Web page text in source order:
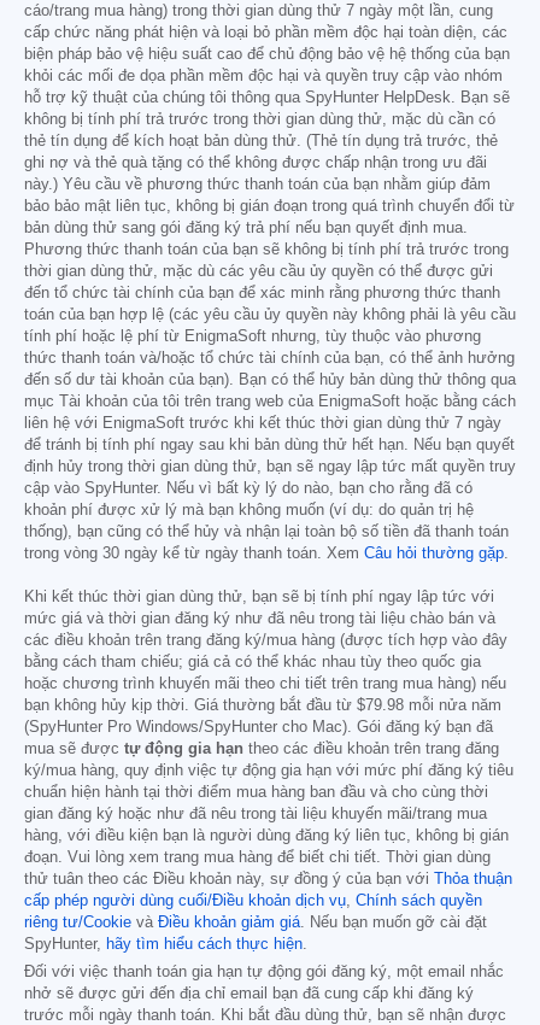
cáo/trang mua hàng) trong thời gian dùng thử 7 ngày một lần, cung
cấp chức năng phát hiện và loại bỏ phần mềm độc hại toàn diện, các
biện pháp bảo vệ hiệu suất cao để chủ động bảo vệ hệ thống của bạn
khỏi các mối đe dọa phần mềm độc hại và quyền truy cập vào nhóm
hỗ trợ kỹ thuật của chúng tôi thông qua SpyHunter HelpDesk. Bạn sẽ
không bị tính phí trả trước trong thời gian dùng thử, mặc dù cần có
thẻ tín dụng để kích hoạt bản dùng thử. (Thẻ tín dụng trả trước, thẻ
ghi nợ và thẻ quà tặng có thể không được chấp nhận trong ưu đãi
này.) Yêu cầu về phương thức thanh toán của bạn nhằm giúp đảm
bảo bảo mật liên tục, không bị gián đoạn trong quá trình chuyển đổi từ
bản dùng thử sang gói đăng ký trả phí nếu bạn quyết định mua.
Phương thức thanh toán của bạn sẽ không bị tính phí trả trước trong
thời gian dùng thử, mặc dù các yêu cầu ủy quyền có thể được gửi
đến tổ chức tài chính của bạn để xác minh rằng phương thức thanh
toán của bạn hợp lệ (các yêu cầu ủy quyền này không phải là yêu cầu
tính phí hoặc lệ phí từ EnigmaSoft nhưng, tùy thuộc vào phương
thức thanh toán và/hoặc tổ chức tài chính của bạn, có thể ảnh hưởng
đến số dư tài khoản của bạn). Bạn có thể hủy bản dùng thử thông qua
mục Tài khoản của tôi trên trang web của EnigmaSoft hoặc bằng cách
liên hệ với EnigmaSoft trước khi kết thúc thời gian dùng thử 7 ngày
để tránh bị tính phí ngay sau khi bản dùng thử hết hạn. Nếu bạn quyết
định hủy trong thời gian dùng thử, bạn sẽ ngay lập tức mất quyền truy
cập vào SpyHunter. Nếu vì bất kỳ lý do nào, bạn cho rằng đã có
khoản phí được xử lý mà bạn không muốn (ví dụ: do quản trị hệ
thống), bạn cũng có thể hủy và nhận lại toàn bộ số tiền đã thanh toán
trong vòng 30 ngày kể từ ngày thanh toán. Xem Câu hỏi thường gặp
Khi kết thúc thời gian dùng thử, bạn sẽ bị tính phí ngay lập tức với
mức giá và thời gian đăng ký như đã nêu trong tài liệu chào bán và
các điều khoản trên trang đăng ký/mua hàng (được tích hợp vào đây
bằng cách tham chiếu; giá cả có thể khác nhau tùy theo quốc gia
hoặc chương trình khuyến mãi theo chi tiết trên trang mua hàng) nếu
bạn không hủy kịp thời. Giá thường bắt đầu từ $79.98 mỗi nửa năm
(SpyHunter Pro Windows/SpyHunter cho Mac). Gói đăng ký bạn đã
mua sẽ được tự động gia hạn theo các điều khoản trên trang đăng
ký/mua hàng, quy định việc tự động gia hạn với mức phí đăng ký tiêu
chuẩn hiện hành tại thời điểm mua hàng ban đầu và cho cùng thời
gian đăng ký hoặc như đã nêu trong tài liệu khuyến mãi/trang mua
hàng, với điều kiện bạn là người dùng đăng ký liên tục, không bị gián
đoạn. Vui lòng xem trang mua hàng để biết chi tiết. Thời gian dùng
thử tuân theo các Điều khoản này, sự đồng ý của bạn với Thỏa thuận
cấp phép người dùng cuối/Điều khoản dịch vụ Chính sách quyền
riêng tư/Cookie và Điều khoản giảm giá . Nếu bạn muốn gỡ cài đặt
SpyHunter,
hãy tìm hiểu cách thực hiện
Đối với việc thanh toán gia hạn tự động gói đăng ký, một email nhắc
nhở sẽ được gửi đến địa chỉ email bạn đã cung cấp khi đăng ký
trước mỗi ngày thanh toán. Khi bắt đầu dùng thử, bạn sẽ nhận được